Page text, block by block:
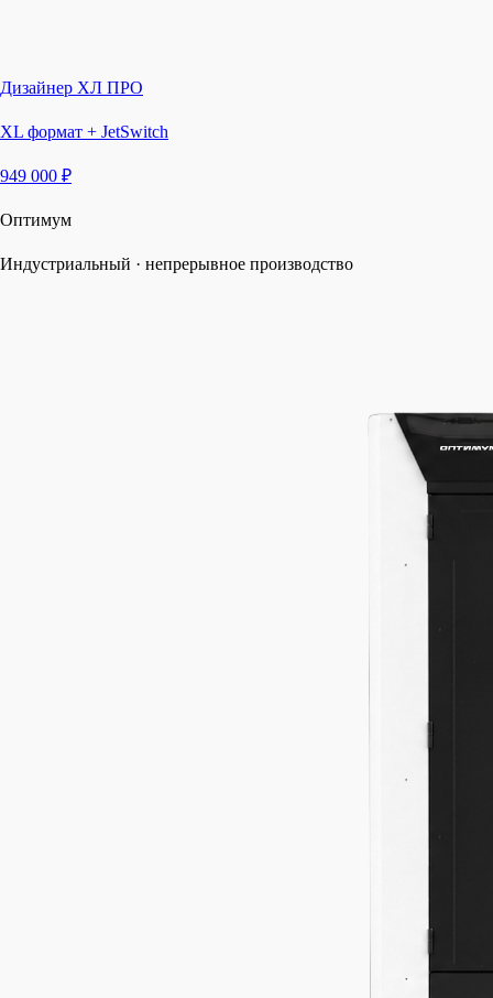
Дизайнер ХЛ ПРО
XL формат + JetSwitch
949 000 ₽
Оптимум
Индустриальный · непрерывное производство